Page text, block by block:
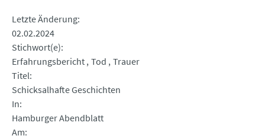
Letzte Änderung
02.02.2024
Stichwort(e)
Erfahrungsbericht Tod Trauer
Titel
Schicksalhafte Geschichten
In
Hamburger Abendblatt
Am